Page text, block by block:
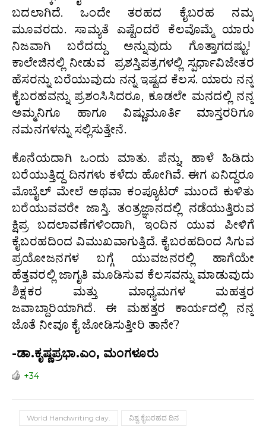
ಬದಲಾಗಿದೆ. ಒಂದೇ ತರಹದ ಕೈಬರಹ ನಮ್ಮ
ಮೂವರದು. ಸಾಮ್ಯತೆ ಎಷ್ಟೆಂದರೆ ಕೆಲವೊಮ್ಮೆ ಯಾರು
ನಿಜವಾಗಿ ಬರೆದದ್ದು ಅನ್ನುವುದು ಗೊತ್ತಾಗದಷ್ಟು!
ಕಾಲೇಜಿನಲ್ಲಿ ನೀಡುವ ಪ್ರಶಸ್ತಿಪತ್ರಗಳಲ್ಲಿ ಸ್ಪರ್ಧಾವಿಜೇತರ
ಹೆಸರನ್ನು ಬರೆಯುವುದು ನನ್ನ ಇಷ್ಟದ ಕೆಲಸ. ಯಾರು ನನ್ನ
ಕೈಬರಹವನ್ನು ಪ್ರಶಂಸಿಸಿದರೂ, ಕೂಡಲೇ ಮನದಲ್ಲಿ ನನ್ನ
ಅಮ್ಮನಿಗೂ ಹಾಗೂ ವಿಷ್ಣುಮೂರ್ತಿ ಮಾಸ್ತರರಿಗೂ
ನಮನಗಳನ್ನು ಸಲ್ಲಿಸುತ್ತೇನೆ.
ಕೊನೆಯದಾಗಿ ಒಂದು ಮಾತು. ಪೆನ್ನು, ಹಾಳೆ ಹಿಡಿದು
ಬರೆಯುತ್ತಿದ್ದ ದಿನಗಳು ಕಳೆದು ಹೋಗಿವೆ. ಈಗ ಏನಿದ್ದರೂ
ಮೊಬೈಲ್ ಮೇಲೆ ಅಥವಾ ಕಂಪ್ಯೂಟರ್ ಮುಂದೆ ಕುಳಿತು
ಬರೆಯುವವರೇ ಜಾಸ್ತಿ. ತಂತ್ರಜ್ಞಾನದಲ್ಲಿ ನಡೆಯುತ್ತಿರುವ
ಕ್ಷಿಪ್ರ ಬದಲಾವಣೆಗಳಿಂದಾಗಿ, ಇಂದಿನ ಯುವ ಪೀಳಿಗೆ
ಕೈಬರಹದಿಂದ ವಿಮುಖವಾಗುತ್ತಿದೆ. ಕೈಬರಹದಿಂದ ಸಿಗುವ
ಪ್ರಯೋಜನಗಳ ಬಗ್ಗೆ ಯುವಜನರಲ್ಲಿ ಹಾಗೆಯೇ
ಹೆತ್ತವರಲ್ಲಿ ಜಾಗೃತಿ ಮೂಡಿಸುವ ಕೆಲಸವನ್ನು ಮಾಡುವುದು
ಶಿಕ್ಷಕರ ಮತ್ತು ಮಾಧ್ಯಮಗಳ ಮಹತ್ತರ
ಜವಾಬ್ದಾರಿಯಾಗಿದೆ. ಈ ಮಹತ್ತರ ಕಾರ್ಯದಲ್ಲಿ ನನ್ನ
ಜೊತೆ ನೀವೂ ಕೈ ಜೋಡಿಸುತ್ತೀರಿ ತಾನೇ?
-ಡಾ.ಕೃಷ್ಣಪ್ರಭಾ.ಎಂ, ಮಂಗಳೂರು
+34
World Handwriting day. ವಿಶ್ವ ಕೈಬರಹದ ದಿನ